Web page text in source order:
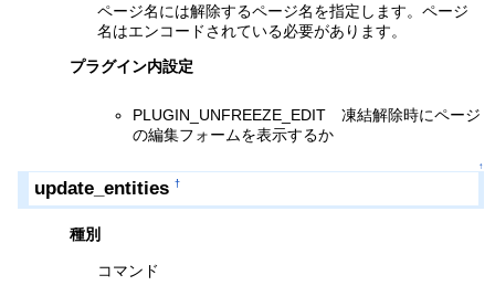
ページ名には解除するページ名を指定します。ページ
名はエンコードされている必要があります。
プラグイン内設定
PLUGIN_UNFREEZE_EDIT 凍結解除時にページ
の編集フォームを表示するか
↑
update_entities †
種別
コマンド